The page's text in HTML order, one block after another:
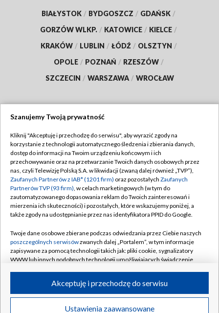
BIAŁYSTOK / BYDGOSZCZ / GDAŃSK /
GORZÓW WLKP. / KATOWICE / KIELCE /
KRAKÓW / LUBLIN / ŁÓDŹ / OLSZTYN /
OPOLE / POZNAŃ / RZESZÓW /
SZCZECIN / WARSZAWA / WROCŁAW
TVP
Abonament TVP
Emisja w TVP
Centrum informacji TVP
Naziemna Telewizja Cyfrowa
Rada Programowa
System NOS
Informacje o nadawcy
Program dla prasy
Regulamin TVP
Polityka prywatności
Moje zgody
Pomoc
Kontakt
Kanały
©2026 Telewizja Polska S.A. w likwidacji
Szanujemy Twoją prywatność
Kliknij "Akceptuję i przechodzę do serwisu", aby wyrazić zgody na
korzystanie z technologii automatycznego śledzenia i zbierania danych,
dostęp do informacji na Twoim urządzeniu końcowym i ich
przechowywanie oraz na przetwarzanie Twoich danych osobowych przez
nas, czyli Telewizję Polską S.A. w likwidacji (zwaną dalej również „TVP”),
Zaufanych Partnerów z IAB* (1201 firm) oraz pozostałych Zaufanych
Partnerów TVP (93 firm), w celach marketingowych (w tym do
zautomatyzowanego dopasowania reklam do Twoich zainteresowań i
mierzenia ich skuteczności) i pozostałych, które wskazujemy poniżej, a
także zgody na udostępnianie przez nas identyfikatora PPID do Google.
Twoje dane osobowe zbierane podczas odwiedzania przez Ciebie naszych
poszczególnych serwisówzwanych dalej „Portalem”, w tym informacje
zapisywane za pomocą technologii takich jak: pliki cookie, sygnalizatory
WWW lub innych podobnych technologii umożliwiających świadczenie
ruchu w Internecie.
Twoje dane osobowe zbierane podczas odwiedzania przez Ciebie
Ustawienia zaawansowane
Akceptuję i przechodzę do serwisu